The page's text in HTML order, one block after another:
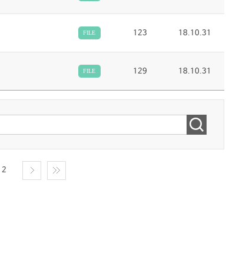
FILE 123 18.10.31
FILE 129 18.10.31
2